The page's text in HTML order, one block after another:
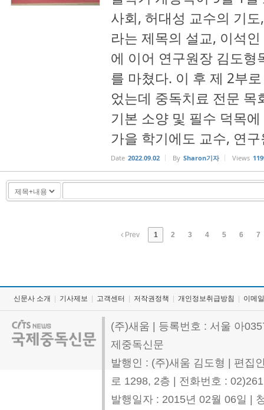
사회, 허대성 교수의 기
라는 제목의 설교, 이석
에 이어 연구원장 김도
를 마쳤다. 이 후 제 2부
었는데 중독치료 전문
기본 소양 및 필수 덕목
가을 학기에도 교수, 연
Date 2022.09.02 By Sharon기자 Views
Prev 1 2 3 4 5 6 7
신문사 소개 기사제보 고객센터 저작권정책 개인정보취급방침 이메
(주)새움 | 등록번호 : 서울 아
제중독신문
발행인 : (주)새움 김도형 | 편집
로 1298, 2층 | 전화번호 :
발행일자 : 2015년 02월 06일 |